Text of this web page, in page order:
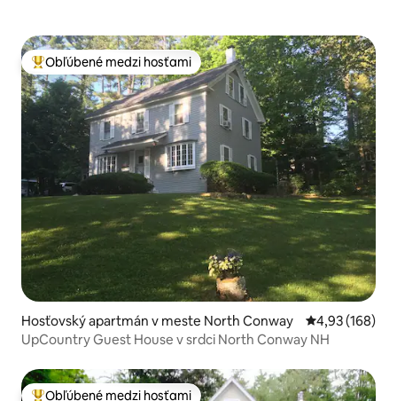
Najobľúbenejšie medzi hosťami
Obľúbené medzi hosťami
Hosťovský apartmán v meste North Conway Priemerné
4,93 (168)
UpCountry Guest House v srdci North Conway NH
Obľúbené medzi hosťami